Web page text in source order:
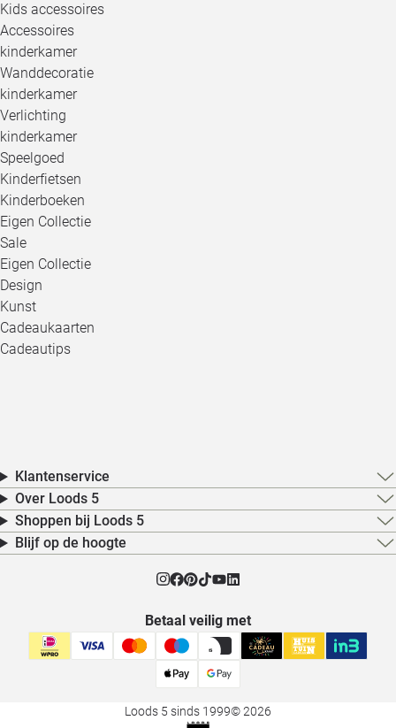
Kids accessoires
Accessoires
kinderkamer
Wanddecoratie
kinderkamer
Verlichting
kinderkamer
Speelgoed
Kinderfietsen
Kinderboeken
Eigen Collectie
Sale
Eigen Collectie
Design
Kunst
Cadeaukaarten
Cadeautips
Klantenservice
Over Loods 5
Shoppen bij Loods 5
Blijf op de hoogte
Betaal veilig met
Loods 5 sinds 1999© 2026